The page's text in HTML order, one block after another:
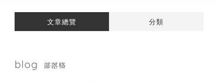
業務職涯攻略
日本房地產文章總覽 分類
blog 部落格